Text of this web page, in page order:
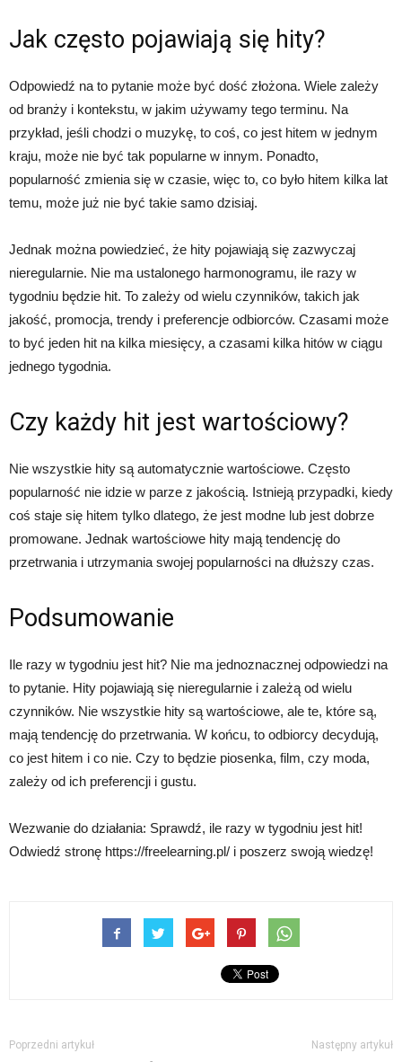
Jak często pojawiają się hity?
Odpowiedź na to pytanie może być dość złożona. Wiele zależy
od branży i kontekstu, w jakim używamy tego terminu. Na
przykład, jeśli chodzi o muzykę, to coś, co jest hitem w jednym
kraju, może nie być tak popularne w innym. Ponadto,
popularność zmienia się w czasie, więc to, co było hitem kilka lat
temu, może już nie być takie samo dzisiaj.
Jednak można powiedzieć, że hity pojawiają się zazwyczaj
nieregularnie. Nie ma ustalonego harmonogramu, ile razy w
tygodniu będzie hit. To zależy od wielu czynników, takich jak
jakość, promocja, trendy i preferencje odbiorców. Czasami może
to być jeden hit na kilka miesięcy, a czasami kilka hitów w ciągu
jednego tygodnia.
Czy każdy hit jest wartościowy?
Nie wszystkie hity są automatycznie wartościowe. Często
popularność nie idzie w parze z jakością. Istnieją przypadki, kiedy
coś staje się hitem tylko dlatego, że jest modne lub jest dobrze
promowane. Jednak wartościowe hity mają tendencję do
przetrwania i utrzymania swojej popularności na dłuższy czas.
Podsumowanie
Ile razy w tygodniu jest hit? Nie ma jednoznacznej odpowiedzi na
to pytanie. Hity pojawiają się nieregularnie i zależą od wielu
czynników. Nie wszystkie hity są wartościowe, ale te, które są,
mają tendencję do przetrwania. W końcu, to odbiorcy decydują,
co jest hitem i co nie. Czy to będzie piosenka, film, czy moda,
zależy od ich preferencji i gustu.
Wezwanie do działania: Sprawdź, ile razy w tygodniu jest hit!
Odwiedź stronę https://freelearning.pl/ i poszerz swoją wiedzę!
Poprzedni artykuł Następny artykuł